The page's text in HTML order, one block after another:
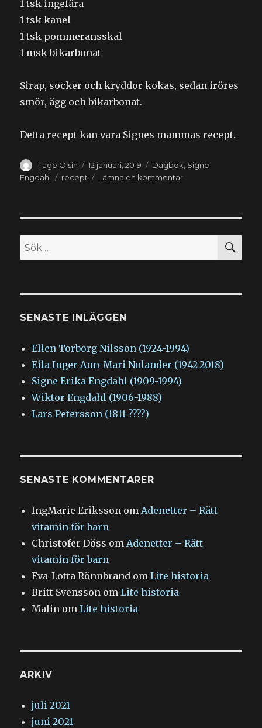
1 tsk ingefära
1 tsk kanel
1 tsk pommeransskal
1 msk bikarbonat
Sirap, socker och kryddor kokas, sedan iröres
smör, ägg och bikarbonat.
Detta recept kan vara Signes mammas recept.
Författare
Tage Olsin
Publicerat
den
12 januari, 2019 Kategorier
Dagbok Signe
Engdahl
Etiketter
recept Lämna en kommentartill
Pepparkaksrecept
Sök
efter:
SENASTE INLÄGGEN
Ellen Torborg Nilsson (1924-1994)
Eila Inger Ann-Mari Nolander (1942-2018)
Signe Erika Engdahl (1909-1994)
Wiktor Engdahl (1906-1988)
Lars Petersson (1811-????)
SENASTE KOMMENTARER
IngMarie Eriksson om Adenetter – Rätt
vitamin för barn
Christofer Döss om Adenetter – Rätt
vitamin för barn
Eva-Lotta Rönnbrand omLite historia
Britt Svensson omLite historia
Malin omLite historia
ARKIV
juli 2021
juni 2021